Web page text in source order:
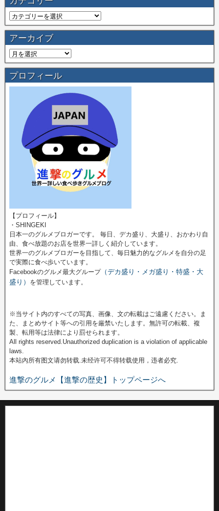
アーカイブ
プロフィール
【プロフィール】
・SHINGEKI
日本一のグルメブロガーです。 毎日、デカ盛り、大盛り、おかわり自
由、食べ放題のお店を世界一詳しく紹介しています。
世界一のグルメブロガーを目指して、毎日魅力的なグルメを自分の足
で実際に食べ歩いています。
Facebookのグルメ最大グループ（デカ盛り・メガ盛り・特盛・大
盛り） を管理しています。
※当サイト内のすべての写真、画像、文の転載はご遠慮ください。ま
た、まとめサイト等への引用を厳禁いたします。無許可の転載、複
製、転用等は法律により罰せられます。
All rights reserved.Unauthorized duplication is a violation of applicable
laws.
本站內所有图文请勿转载.未经许可不得转载使用，违者必究.
進撃のグルメ【進撃の歴史】トップページへ